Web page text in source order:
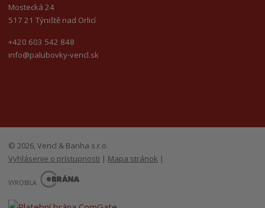
Mostecká 24
517 21 Týniště nad Orlicí
+420 603 542 848
info@palubovky-vencl.sk
© 2026, Vencl & Banha s.r.o.
Vyhlásenie o prístupnosti | Mapa stránok |
VYROBILA